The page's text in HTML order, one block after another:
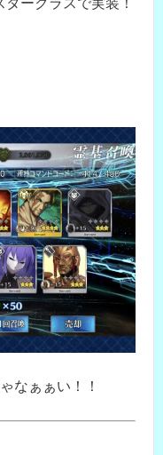
ークラスで実装！
なぁぁい！！